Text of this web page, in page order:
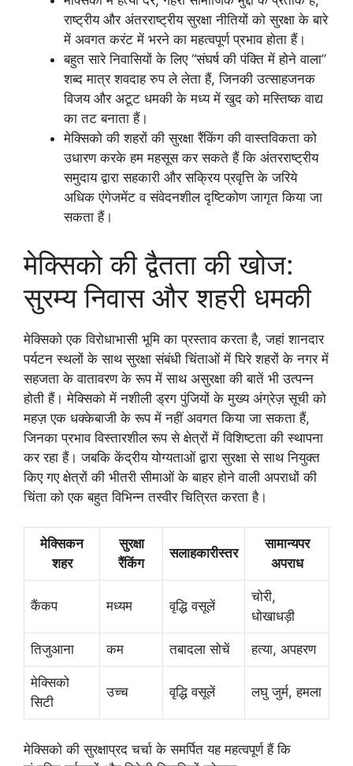
राष्ट्रीय और अंतरराष्ट्रीय सुरक्षा नीतियों को सुरक्षा के बारे
में अवगत करंट में भरने का महत्वपूर्ण प्रभाव होता हैं।
बहुत सारे निवासियों के लिए “संघर्ष की पंक्ति में होने वाला”
शब्द मात्र शवदाह रुप ले लेता हैं, जिनकी उत्साहजनक
विजय और अटूट धमकी के मध्य में खुद को मस्तिष्क वाद्य
का तट बनाता हैं।
मेक्सिको की शहरों की सुरक्षा रैंकिंग की वास्तविकता को
उधारण करके हम महसूस कर सकते हैं कि अंतरराष्ट्रीय
समुदाय द्वारा सहकारी और सक्रिय प्रवृत्ति के जरिये
अधिक एंगेजमेंट व संवेदनशील दृष्टिकोण जागृत किया जा
सकता हैं।
मेक्सिको की द्वैतता की खोज:
सुरम्य निवास और शहरी धमकी
मेक्सिको एक विरोधाभासी भूमि का प्रस्ताव करता है, जहां शानदार
पर्यटन स्थलों के साथ सुरक्षा संबंधी चिंताओं में घिरे शहरों के नगर में
सहजता के वातावरण के रूप में साथ असुरक्षा की बातें भी उत्पन्न
होती हैं। मेक्सिको में नशीली ड्रग पुंजियों के मुख्य अंग्रेज़ सूची को
महज़ एक धक्केबाजी के रूप में नहीं अवगत किया जा सकता हैं,
जिनका प्रभाव विस्तारशील रूप से क्षेत्रों में विशिष्टता की स्थापना
कर रहा हैं। जबकि केंद्रीय योग्यताओं द्वारा सुरक्षा से साथ नियुक्त
किए गए क्षेत्रों की भीतरी सीमाओं के बाहर होने वाली अपराधों की
चिंता को एक बहुत विभिन्न तस्वीर चित्रित करता है।
मेक्सिकन
शहर
सुरक्षा
रैंकिंग
सलाहकारीस्तर
सामान्यपर
अपराध
कैंकप मध्यम वृद्धि वसूलें
चोरी,
धोखाधड़ी
तिजुआना कम तबादला सोचें हत्या, अपहरण
मेक्सिको
सिटी
उच्च वृद्धि वसूलें लघु जुर्म, हमला
मेक्सिको की सुरक्षाप्रद चर्चा के समर्पित यह महत्वपूर्ण हैं कि